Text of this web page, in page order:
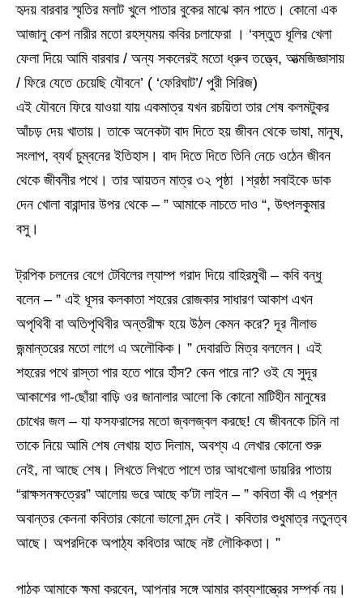
হৃদয় বারবার স্মৃতির মলাট খুলে পাতার বুকের মাঝে কান পাতে। কোনো এক
আজানু কেশ নারীর মতো রহস্যময় কবির চলাফেরা । ‘বস্তুত ধূলির খেলা
ফেলা দিয়ে আমি বারবার / অন্য সকলেরই মতো ধ্রুব তত্ত্বে, আত্মজিজ্ঞাসায়
/ ফিরে যেতে চেয়েছি যৌবনে’ ( ‘ফেরিঘাট’/ পুরী সিরিজ)
এই যৌবনে ফিরে যাওয়া যায় একমাত্র যখন রচয়িতা তার শেষ কলমটুকর
আঁচড় দেয় খাতায়। তাকে অনেকটা বাদ দিতে হয় জীবন থেকে ভাষা, মানুষ,
সংলাপ, ব্যর্থ চুম্বনের ইতিহাস। বাদ দিতে দিতে তিনি নেচে ওঠেন জীবন
থেকে জীবনীর পথে। তার আয়তন মাত্র ৩২ পৃষ্ঠা ।শ্রষ্ঠা সবাইকে ডাক
দেন খোলা বারান্দার উপর থেকে – ” আমাকে নাচতে দাও “, উৎপলকুমার
বসু।
ট্রপিক চলনের বেগে টেবিলের ল্যাম্প গরাদ দিয়ে বাহিরমুখী – কবি বন্ধু
বলেন – ” এই ধূসর কলকাতা শহরের রোজকার সাধারণ আকাশ এখন
অপৃথিবী বা অতিপৃথিবীর অন্তরীক্ষ হয়ে উঠল কেমন করে? দূর নীলাভ
জন্মান্তরের মতো লাগে এ অলৌকিক। ” দেবারতি মিত্র বললেন। এই
শহরের পথে রাস্তা পার হতে পারে হাঁস? কেন পারে না? ওই যে সুদূর
আকাশের গা-ছোঁয়া বাড়ি ওর জানালার আলো কি কোনো মাটিহীন মানুষের
চোখের জল – যা ফসফরাসের মতো জ্বলজ্বল করছে! যে জীবনকে চিনি না
তাকে নিয়ে আমি শেষ লেখায় হাত দিলাম, অবশ্য এ লেখার কোনো শুরু
নেই, না আছে শেষ। লিখতে লিখতে পাশে তার আধখোলা ডায়রির পাতায়
“রাক্ষসনক্ষত্রের” আলোয় ভরে আছে ক’টা লাইন – ” কবিতা কী এ প্রশ্ন
অবান্তর কেননা কবিতার কোনো ভালো মন্দ নেই। কবিতার শুধুমাত্র নতুনত্ব
আছে। অপরদিকে অপাঠ্য কবিতার আছে নষ্ট লৌকিকতা। ”
পাঠক আমাকে ক্ষমা করবেন, আপনার সঙ্গে আমার কাব্যশাস্ত্রের সম্পর্ক নয়।